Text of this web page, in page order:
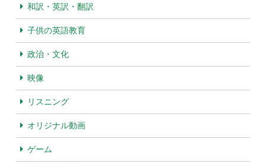
和訳・英訳・翻訳
子供の英語教育
政治・文化
映像
リスニング
オリジナル動画
ゲーム